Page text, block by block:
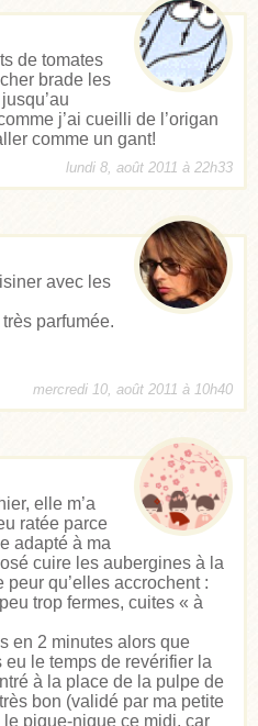
de tomates
brade les
j’ai cueilli de l’origan
comme un gant!
lundi 8, août 2011 à 22h33
avec les
parfumée.
mercredi 10, août 2011 à 10h40
elle m’a
ratée parce
adapté à ma
cuire les aubergines à la
qu’elles accrochent :
trop fermes, cuites « à
en 2 minutes alors que
eu le temps de revérifier la
à la place de la pulpe de
bon (validé par ma petite
le pique-nique ce midi, car